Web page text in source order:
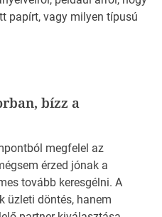
papírt, vagy milyen típusú
bízz a
megfelel az
érzed jónak a
tovább keresgélni. A
üzleti döntés, hanem